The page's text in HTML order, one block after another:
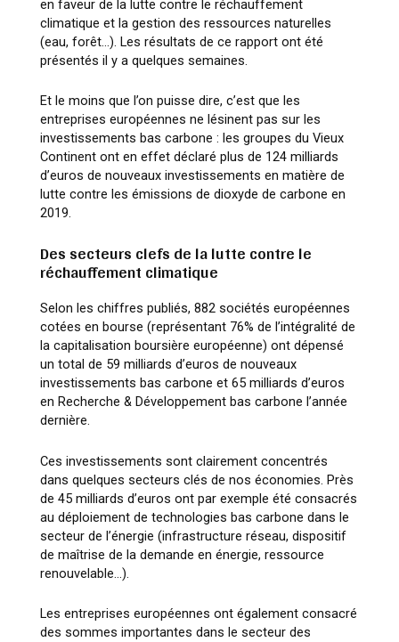
en faveur de la lutte contre le réchauffement
climatique et la gestion des ressources naturelles
(eau, forêt…). Les résultats de ce rapport ont été
présentés il y a quelques semaines.
Et le moins que l’on puisse dire, c’est que les
entreprises européennes ne lésinent pas sur les
investissements bas carbone : les groupes du Vieux
Continent ont en effet déclaré plus de 124 milliards
d’euros de nouveaux investissements en matière de
lutte contre les émissions de dioxyde de carbone en
2019.
Des secteurs clefs de la lutte contre le
réchauffement climatique
Selon les chiffres publiés, 882 sociétés européennes
cotées en bourse (représentant 76% de l’intégralité de
la capitalisation boursière européenne) ont dépensé
un total de 59 milliards d’euros de nouveaux
investissements bas carbone et 65 milliards d’euros
en Recherche & Développement bas carbone l’année
dernière.
Ces investissements sont clairement concentrés
dans quelques secteurs clés de nos économies. Près
de 45 milliards d’euros ont par exemple été consacrés
au déploiement de technologies bas carbone dans le
secteur de l’énergie (infrastructure réseau, dispositif
de maîtrise de la demande en énergie, ressource
renouvelable…).
Les entreprises européennes ont également consacré
des sommes importantes dans le secteur des